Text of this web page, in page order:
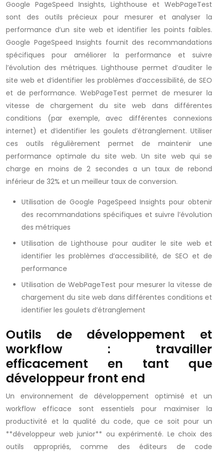
Google PageSpeed Insights, Lighthouse et WebPageTest
sont des outils précieux pour mesurer et analyser la
performance d’un site web et identifier les points faibles.
Google PageSpeed Insights fournit des recommandations
spécifiques pour améliorer la performance et suivre
l’évolution des métriques. Lighthouse permet d’auditer le
site web et d’identifier les problèmes d’accessibilité, de SEO
et de performance. WebPageTest permet de mesurer la
vitesse de chargement du site web dans différentes
conditions (par exemple, avec différentes connexions
internet) et d’identifier les goulets d’étranglement. Utiliser
ces outils régulièrement permet de maintenir une
performance optimale du site web. Un site web qui se
charge en moins de 2 secondes a un taux de rebond
inférieur de 32% et un meilleur taux de conversion.
Utilisation de Google PageSpeed Insights pour obtenir
des recommandations spécifiques et suivre l’évolution
des métriques
Utilisation de Lighthouse pour auditer le site web et
identifier les problèmes d’accessibilité, de SEO et de
performance
Utilisation de WebPageTest pour mesurer la vitesse de
chargement du site web dans différentes conditions et
identifier les goulets d’étranglement
Outils de développement et
workflow : travailler
efficacement en tant que
développeur front end
Un environnement de développement optimisé et un
workflow efficace sont essentiels pour maximiser la
productivité et la qualité du code, que ce soit pour un
**développeur web junior** ou expérimenté. Le choix des
outils appropriés, comme des éditeurs de code